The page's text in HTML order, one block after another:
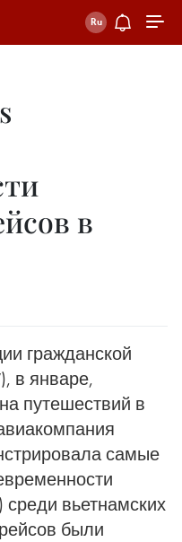
в
гражданской
в январе,
путешествий в
самые
среди вьетнамских
были